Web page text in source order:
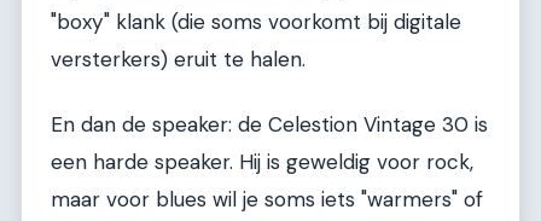
"boxy" klank (die soms voorkomt bij digitale
versterkers) eruit te halen.
En dan de speaker: de Celestion Vintage 30 is
een harde speaker. Hij is geweldig voor rock,
maar voor blues wil je soms iets "warmers" of